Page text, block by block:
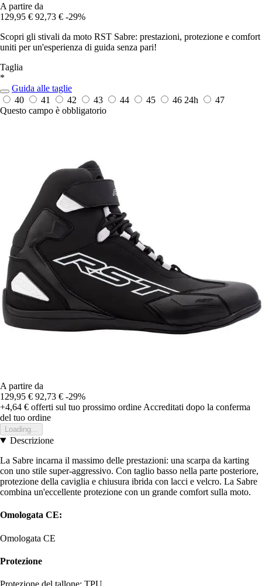
A partire da
129,95 € 92,73 € -29%
Scopri gli stivali da moto RST Sabre: prestazioni, protezione e comfort
uniti per un'esperienza di guida senza pari!
Taglia
*
Guida alle taglie
40
41 42 43 44 45 46 24h
47
Questo campo è obbligatorio
A partire da
129,95 € 92,73 € -29%
+4,64 € offerti sul tuo prossimo ordine Accreditati dopo la conferma
del tuo ordine
Loading...
Descrizione
La Sabre incarna il massimo delle prestazioni: una scarpa da karting
con uno stile super-aggressivo. Con taglio basso nella parte posteriore,
protezione della caviglia e chiusura ibrida con lacci e velcro. La Sabre
combina un'eccellente protezione con un grande comfort sulla moto.
Omologata CE:
Omologata CE
Protezione